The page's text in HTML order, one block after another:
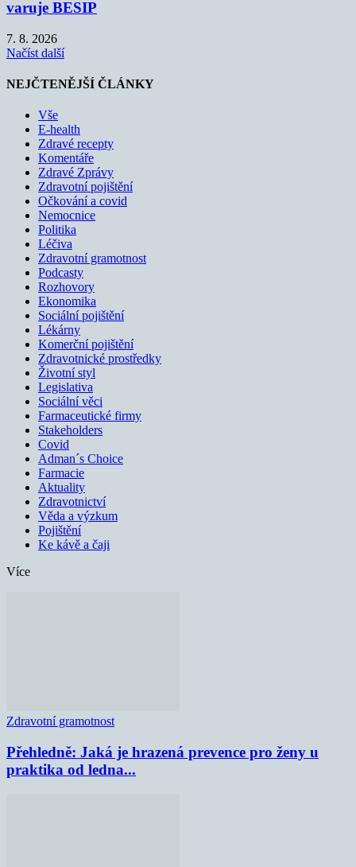
varuje BESIP
7. 8. 2026
Načíst další
NEJČTENĚJŠÍ ČLÁNKY
Vše
E-health
Zdravé recepty
Komentáře
Zdravé Zprávy
Zdravotní pojištění
Očkování a covid
Nemocnice
Politika
Léčiva
Zdravotní gramotnost
Podcasty
Rozhovory
Ekonomika
Sociální pojištění
Lékárny
Komerční pojištění
Zdravotnické prostředky
Životní styl
Legislativa
Sociální věci
Farmaceutické firmy
Stakeholders
Covid
Adman´s Choice
Farmacie
Aktuality
Zdravotnictví
Věda a výzkum
Pojištění
Ke kávě a čaji
Více
Zdravotní gramotnost
Přehledně: Jaká je hrazená prevence pro ženy u
praktika od ledna...